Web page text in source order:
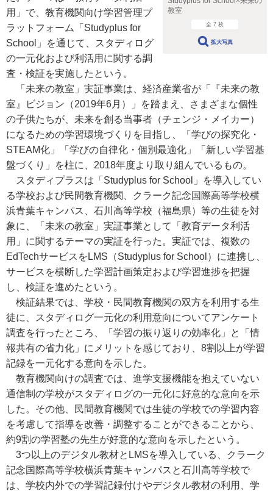
教室
全 7 枚
拡大写真
用」で、教育機関向け学習管理プ
ラットフォーム「Studyplus for
School」を通じて、スタディログ
の一元化および利活用に関する調
査・検証を実施したという。
「未来の教室」実証事業は、経済産業省が「『未来の教
室』ビジョン（2019年6月）」を踏まえ、さまざまな個性
の子供たちが、未来を創る当事者（チェンジ・メイカー）
になるための学習環境づくりを目指し、「学びの探究化・
STEAM化」「学びの自律化・個別最適化」「新しい学習基
盤づくり」を柱に、2018年度より取り組んでいるもの。
スタディプラスは「Studyplus for School」を導入してい
る学校および民間教育機関、クラーク記念国際⾼等学校横
浜⻘葉キャンパス、⽯川⾼等学校（福島県）等の生徒を対
象に、「未来の教室」実証事業として「教育データ利活
用」に関するテーマの実証を行った。実証では、複数の
EdTechサービスをLMS（Studyplus for School）に連携し、
サービスを横断した学習計画策定および学習進捗を把握
し、検証を進めたという。
検証結果では、学校・民間教育機関の双方を利用する生
徒に、スタディログ一元化の利用意向についてアンケート
調査を行ったところ、「学習の振り返りの効率化」と「情
報共有の省力化」にメリットを感じており、8割以上が学習
記録を一元化する意向を示した。
教育機関向けの調査では、進学支援機能を抱えていない
通信制の学校がスタディログの一元化に好意的な意向を示
した。その他、民間教育機関では生徒の学校での学習内容
を考慮して指導を改善・調整することができることから、
約9割の学習塾の先生が好意的な意向を示したという。
3つ以上のデジタル教材とLMSを導入している、クラーク
記念国際⾼等学校横浜⻘葉キャンパスと⽯川⾼等学校で
は、学校内外での学習記録付けやデジタル教材の利用、学